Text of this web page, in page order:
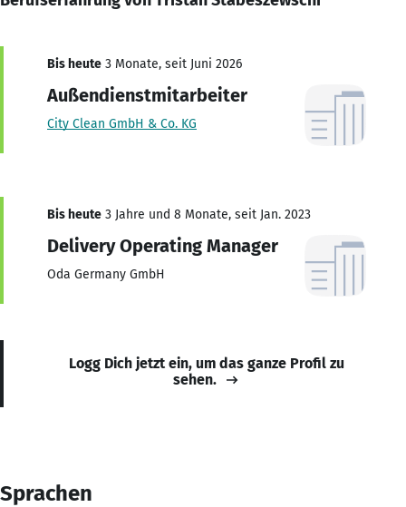
Bis heute 3 Monate, seit Juni 2026
Außendienstmitarbeiter
City Clean GmbH & Co. KG
Bis heute 3 Jahre und 8 Monate, seit Jan. 2023
Delivery Operating Manager
Oda Germany GmbH
Logg Dich jetzt ein, um das ganze Profil zu
sehen.
Sprachen